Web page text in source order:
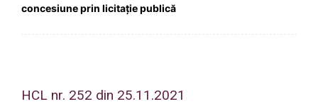
concesiune prin licitație publică
HCL nr. 252 din 25.11.2021